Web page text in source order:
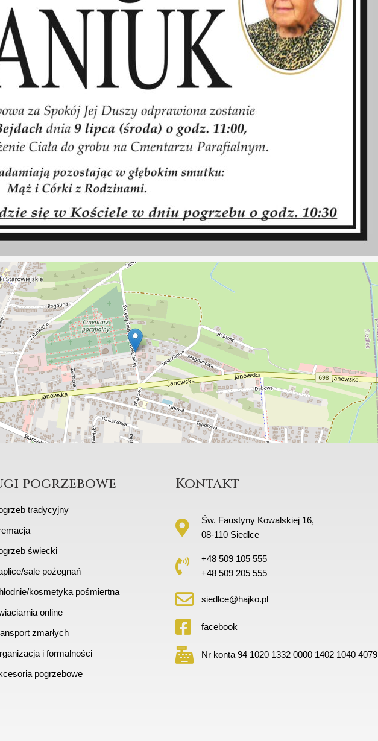
pogrzebowe
tradycyjny
świecki
sale pożegnań
kosmetyka pośmiertna
online
zmarłych
i formalności
pogrzebowe
Kontakt
Św. Faustyny Kowalskiej 16,
08-110 Siedlce
+48 509 105 555
+48 509 205 555
siedlce@hajko.pl
facebook
Nr konta 94 1020 1332 0000 1402 1040 4079